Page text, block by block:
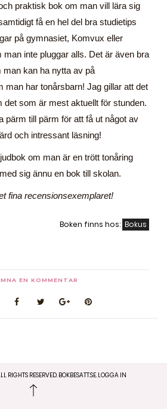
praktisk bok om man vill lära sig
få en hel del bra studietips
på gymnasiet, Komvux eller
man inte pluggar alls. Det är även bra
kan ha nytta av på
man har tonårsbarn! Jag gillar att det
det som är mest aktuellt för stunden.
pärm till pärm för att få ut något av
och intressant läsning!
om man är en trött tonåring
sig ännu en bok till skolan.
fina recensionsexemplaret!
Boken finns hos: Bokus
EN KOMMENTAR
RIGHTS RESERVED. BOKBESATT.SE. LOGGA IN